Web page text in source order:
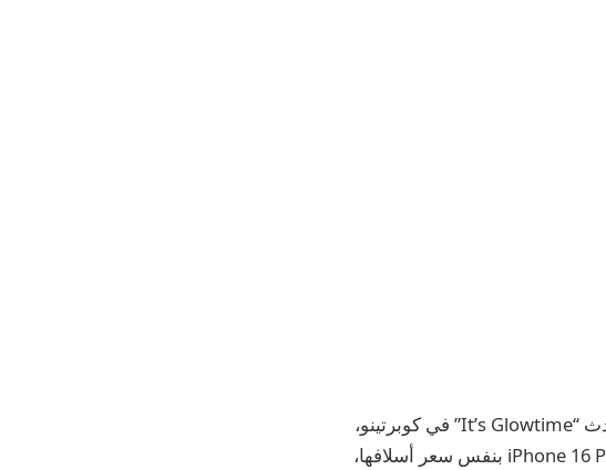
أعلنت شركة Apple مؤخرًا عن أربعة طرازات جديدة من iPhone في حدث “It’s Glowtime” في كوبرتينو،
كاليفورنيا. بينما احتفظت هواتف iPhone 16 وiPhone 16 Plus وiPhone 16 Pro Max بنفس سعر أسلافها،